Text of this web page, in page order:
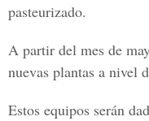
pasteurizado.
A partir del mes de
nuevas plantas a nivel
Estos equipos serán